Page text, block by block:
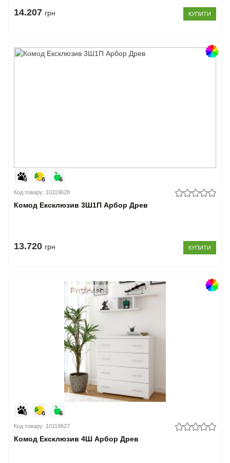
14.207 грн КУПИТИ
Код товару: 10119628
Комод Ексклюзив 3Ш1П Арбор Древ
13.720 грн КУПИТИ
Код товару: 10119627
Комод Ексклюзив 4Ш Арбор Древ